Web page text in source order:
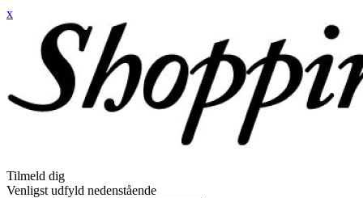
x
Tilmeld dig
Venligst udfyld nedenstående